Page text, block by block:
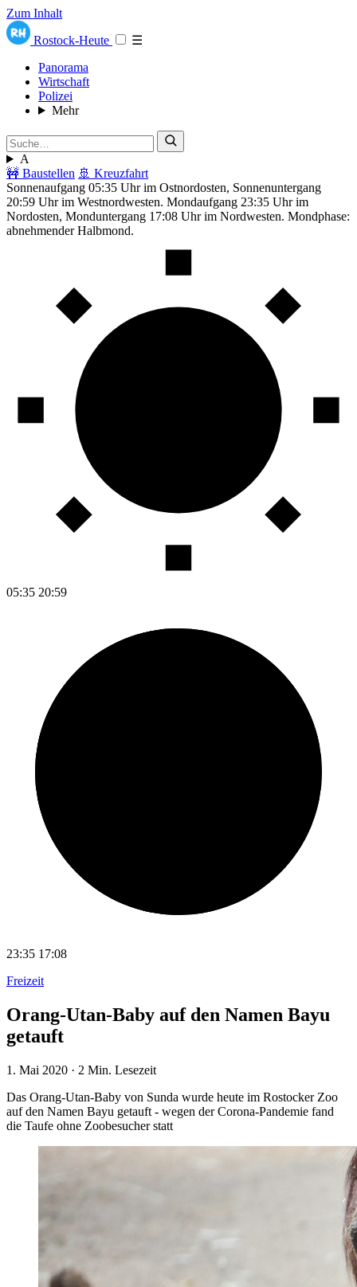
Zum Inhalt
Rostock-Heute
☰
Panorama
Wirtschaft
Polizei
Mehr
A
🚧 Baustellen 🚢 Kreuzfahrt
Sonnenaufgang 05:35 Uhr im Ostnordosten, Sonnenuntergang
20:59 Uhr im Westnordwesten. Mondaufgang 23:35 Uhr im
Nordosten, Monduntergang 17:08 Uhr im Nordwesten. Mondphase:
abnehmender Halbmond.
05:35 20:59
23:35 17:08
Freizeit
Orang-Utan-Baby auf den Namen Bayu
getauft
1. Mai 2020 · 2 Min. Lesezeit
Das Orang-Utan-Baby von Sunda wurde heute im Rostocker Zoo
auf den Namen Bayu getauft - wegen der Corona-Pandemie fand
die Taufe ohne Zoobesucher statt